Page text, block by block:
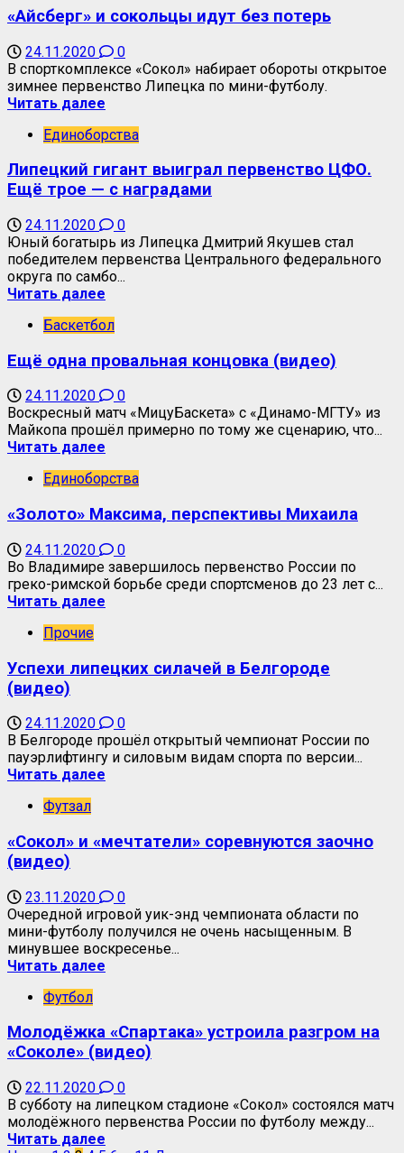
«Айсберг» и сокольцы идут без потерь
24.11.2020
0
В спорткомплексе «Сокол» набирает обороты открытое
зимнее первенство Липецка по мини-футболу.
Читать далее
Единоборства
Липецкий гигант выиграл первенство ЦФО.
Ещё трое — с наградами
24.11.2020
0
Юный богатырь из Липецка Дмитрий Якушев стал
победителем первенства Центрального федерального
округа по самбо...
Читать далее
Баскетбол
Ещё одна провальная концовка (видео)
24.11.2020
0
Воскресный матч «МицуБаскета» с «Динамо-МГТУ» из
Майкопа прошёл примерно по тому же сценарию, что...
Читать далее
Единоборства
«Золото» Максима, перспективы Михаила
24.11.2020
0
Во Владимире завершилось первенство России по
греко-римской борьбе среди спортсменов до 23 лет с...
Читать далее
Прочие
Успехи липецких силачей в Белгороде
(видео)
24.11.2020
0
В Белгороде прошёл открытый чемпионат России по
пауэрлифтингу и силовым видам спорта по версии...
Читать далее
Футзал
«Сокол» и «мечтатели» соревнуются заочно
(видео)
23.11.2020
0
Очередной игровой уик-энд чемпионата области по
мини-футболу получился не очень насыщенным. В
минувшее воскресенье...
Читать далее
Футбол
Молодёжка «Спартака» устроила разгром на
«Соколе» (видео)
22.11.2020
0
В субботу на липецком стадионе «Сокол» состоялся матч
молодёжного первенства России по футболу между...
Читать далее